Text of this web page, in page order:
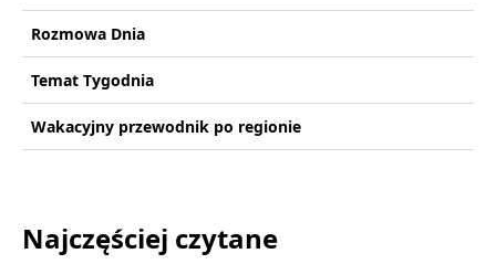
Rozmowa Dnia
Temat Tygodnia
Wakacyjny przewodnik po regionie
Najczęściej czytane